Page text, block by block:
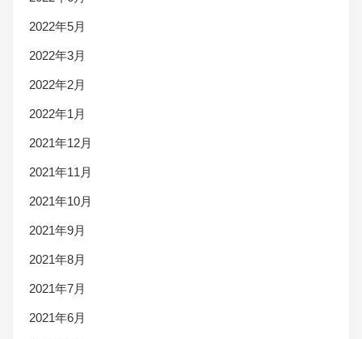
2022年5月
2022年3月
2022年2月
2022年1月
2021年12月
2021年11月
2021年10月
2021年9月
2021年8月
2021年7月
2021年6月